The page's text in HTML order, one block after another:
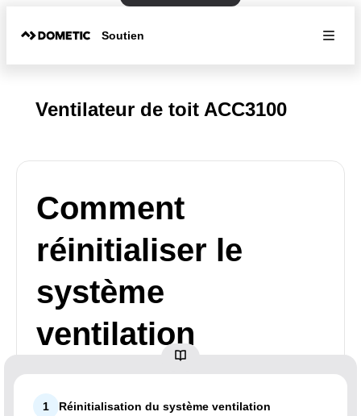
Soutien
Ventilateur de toit ACC3100
Comment
réinitialiser le
système
ventilation
1
Réinitialisation du système ventilation